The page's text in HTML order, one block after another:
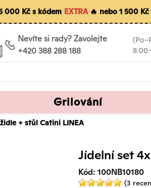
000 Kč s kódem EXTRA🔥 nebo 1 500
Nevíte si rady? Zavolejte
+420 388 288 188
Grilování
+ stůl Catini LINEA
Jídelní set
Kód: 100NB10180
(3